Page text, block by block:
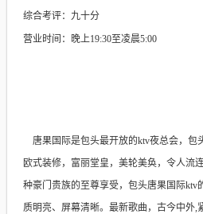
综合考评：九十分
营业时间：晚上19:30至凌晨5:00
唐果国际是包头最开放的ktv夜总会，包
欧式装修，富丽堂皇，美轮美奂，令人流
种豪门贵族的至尊享受，包头唐果国际ktv
质明亮、屏幕清晰。最新歌曲，古今中外,